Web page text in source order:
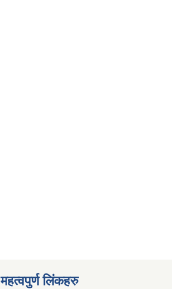
महत्वपुर्ण लिंकहरु